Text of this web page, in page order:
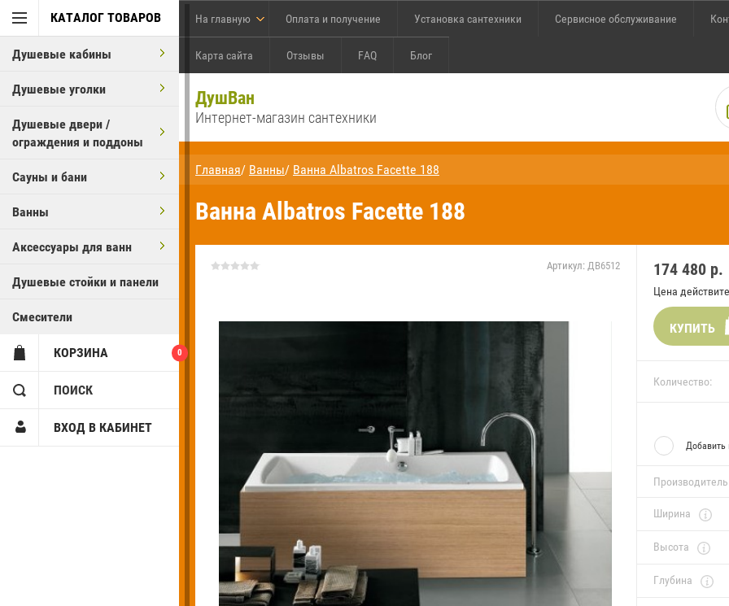
КАТАЛОГ ТОВАРОВ
Душевые кабины
Душевые уголки
Душевые двери /
ограждения и поддоны
Сауны и бани
Ванны
Аксессуары для ванн
Душевые стойки и панели
Смесители
КОРЗИНА 0
ПОИСК
ВХОД В КАБИНЕТ
На главную Оплата и получение Установка сантехники Сервисное обслуживание
Карта сайта Отзывы FAQ Блог
ДушВан
Интернет-магазин сантехники
Главная/ Ванны/ Ванна Albatros Facette 188
Ванна Albatros Facette 188
Артикул: ДВ6512 174 480р.
Цена
КУПИТЬ
Количество:
Добавить
Ширина
Высота
Глубина